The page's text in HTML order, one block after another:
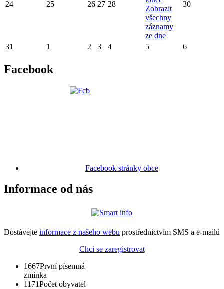
24 25 26 27 28
Zobrazit
všechny
záznamy
ze dne
30
31 1 2 3 4 5 6
Facebook
Facebook stránky obce
Informace od nás
Dostávejte informace z našeho webu prostřednictvím SMS a e-mailů
Chci se zaregistrovat
1667První písemná
zmínka
1171Počet obyvatel